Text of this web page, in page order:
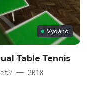
Vydáno
Table Tennis
— 2018